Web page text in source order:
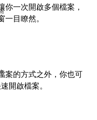
你一次開啟多個檔案，
目瞭然。
案的方式之外，你也可
開啟檔案。